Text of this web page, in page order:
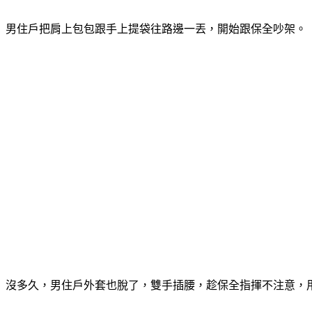
男住戶把肩上包包跟手上提袋往路邊一丟，開始跟保全吵架。
沒多久，男住戶外套也脫了，雙手插腰，趁保全指揮不注意，